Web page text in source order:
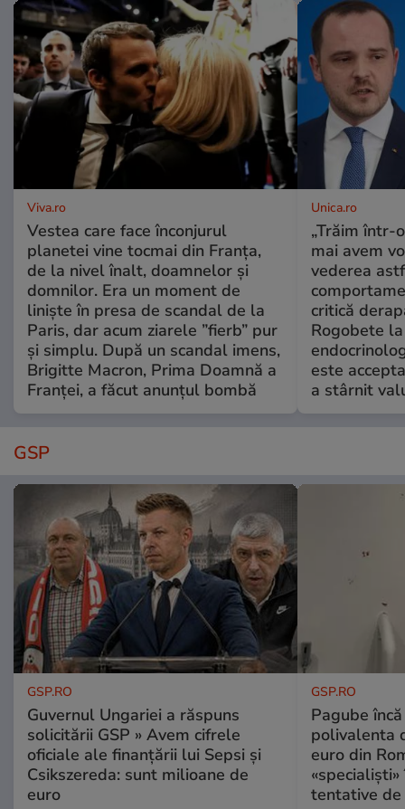
Viva.ro
Vestea care face înconjurul
planetei vine tocmai din Franța,
de la nivel înalt, doamnelor și
domnilor. Era un moment de
liniște în presa de scandal de la
Paris, dar acum ziarele ”fierb” pur
și simplu. După un scandal imens,
Brigitte Macron, Prima Doamnă a
Franței, a făcut anunțul bombă
Unica.ro
„Trăim într-
mai avem
vederea
critică
Rogobete
este
a stârnit
GSP
GSP.RO
Guvernul Ungariei a răspuns
solicitării GSP » Avem cifrele
oficiale ale finanțării lui Sepsi și
Csikszereda: sunt milioane de
euro
GSP.RO
Pagube
polivalenta
euro din
tentative de